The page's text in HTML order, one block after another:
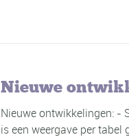
Nieuwe
Nieuwe ontwikkelingen: -
is een weergave per